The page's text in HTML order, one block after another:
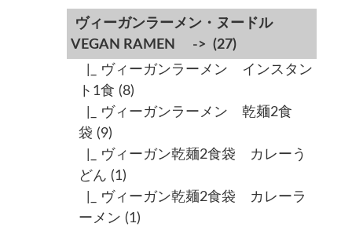
ヴィーガンラーメン・ヌードル
VEGAN RAMEN -> (27)
|_ ヴィーガンラーメン インスタン
ト1食 (8)
|_ ヴィーガンラーメン 乾麺2食
袋 (9)
|_ ヴィーガン乾麺2食袋 カレーう
どん (1)
|_ ヴィーガン乾麺2食袋 カレーラ
ーメン (1)